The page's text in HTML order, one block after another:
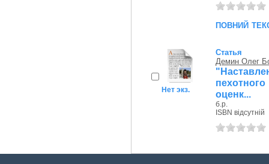
повний
Нет экз.
Статья
Демин Олег
оценк...
б.р.
ISBN відсутній